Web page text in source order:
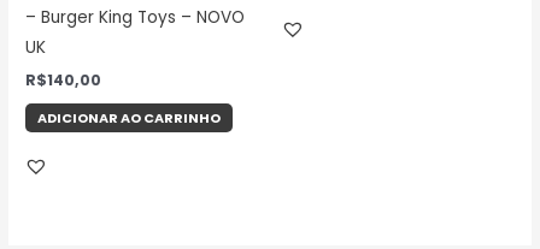
– Burger King Toys – NOVO
UK
R$140,00
ADICIONAR AO CARRINHO